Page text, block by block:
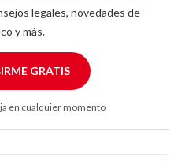
legales, novedades de
y más.
GRATIS
en cualquier momento